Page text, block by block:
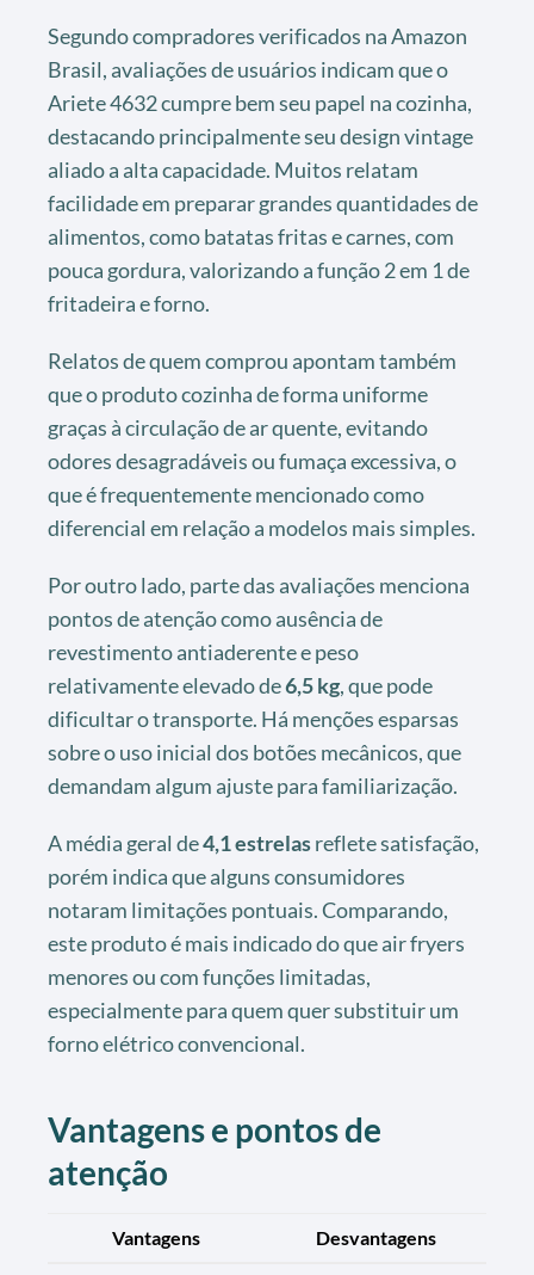
Segundo compradores verificados na Amazon
Brasil, avaliações de usuários indicam que o
Ariete 4632 cumpre bem seu papel na cozinha,
destacando principalmente seu design vintage
aliado a alta capacidade. Muitos relatam
facilidade em preparar grandes quantidades de
alimentos, como batatas fritas e carnes, com
pouca gordura, valorizando a função 2 em 1 de
fritadeira e forno.
Relatos de quem comprou apontam também
que o produto cozinha de forma uniforme
graças à circulação de ar quente, evitando
odores desagradáveis ou fumaça excessiva, o
que é frequentemente mencionado como
diferencial em relação a modelos mais simples.
Por outro lado, parte das avaliações menciona
pontos de atenção como ausência de
revestimento antiaderente e peso
relativamente elevado de6,5 kg, que pode
dificultar o transporte. Há menções esparsas
sobre o uso inicial dos botões mecânicos, que
demandam algum ajuste para familiarização.
A média geral de4,1 estrelasreflete satisfação,
porém indica que alguns consumidores
notaram limitações pontuais. Comparando,
este produto é mais indicado do que air fryers
menores ou com funções limitadas,
especialmente para quem quer substituir um
forno elétrico convencional.
Vantagens e pontos de
atenção
Vantagens Desvantagens